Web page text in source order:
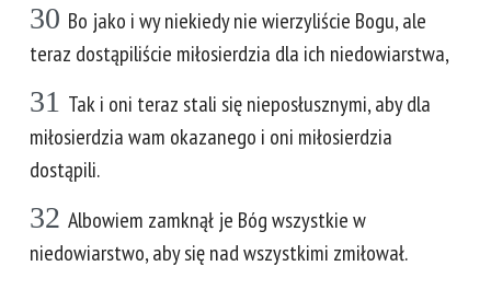
30 Bo jako i wy niekiedy nie wierzyliście Bogu, ale
teraz dostąpiliście miłosierdzia dla ich niedowiarstwa,
31 Tak i oni teraz stali się nieposłusznymi, aby dla
miłosierdzia wam okazanego i oni miłosierdzia
dostąpili.
32 Albowiem zamknął je Bóg wszystkie w
niedowiarstwo, aby się nad wszystkimi zmiłował.